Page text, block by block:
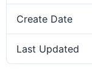
Create Date
Last Updated